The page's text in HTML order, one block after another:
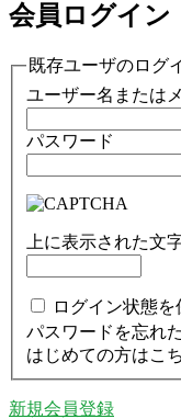
会員ログイン
既存ユーザのログ
ユーザー名または
パスワード
上に表示された文
ログイン状態を
パスワードを忘れ
はじめての方はこ
新規会員登録